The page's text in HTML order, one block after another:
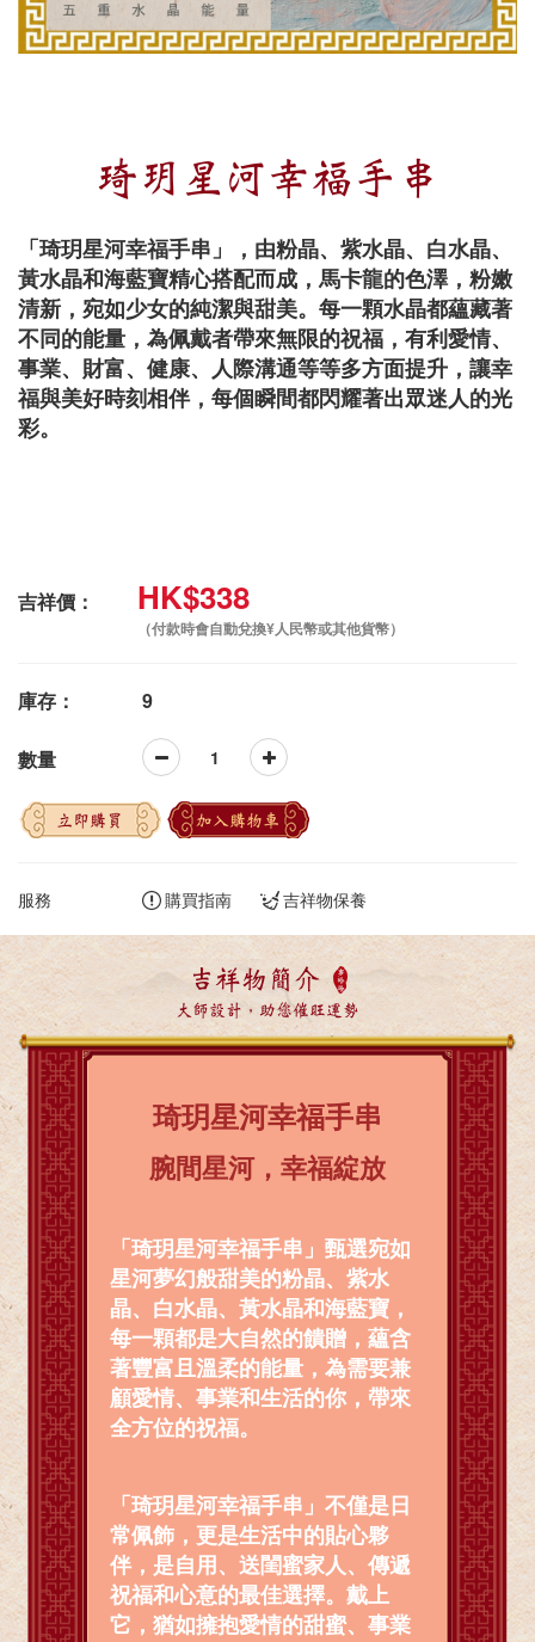
琦玥星河幸福手串
「琦玥星河幸福手串」，由粉晶、紫水晶、白水晶、
黃水晶和海藍寶精心搭配而成，馬卡龍的色澤，粉嫩
清新，宛如少女的純潔與甜美。每一顆水晶都蘊藏著
不同的能量，為佩戴者帶來無限的祝福，有利愛情、
事業、財富、健康、人際溝通等等多方面提升，讓幸
福與美好時刻相伴，每個瞬間都閃耀著出眾迷人的光
彩。
吉祥價： HK$338
（付款時會自動兌換¥人民幣或其他貨幣）
庫存： 9
數量
立即購買 加入購物車
服務 購買指南 吉祥物保養
吉祥物簡介
大師設計，助您催旺運勢
琦玥星河幸福手串
腕間星河，幸福綻放
「琦玥星河幸福手串」甄選宛如
星河夢幻般甜美的粉晶、紫水
晶、白水晶、黃水晶和海藍寶，
每一顆都是大自然的饋贈，蘊含
著豐富且溫柔的能量，為需要兼
顧愛情、事業和生活的你，帶來
全方位的祝福。
「琦玥星河幸福手串」不僅是日
常佩飾，更是生活中的貼心夥
伴，是自用、送閨蜜家人、傳遞
祝福和心意的最佳選擇。戴上
它，猶如擁抱愛情的甜蜜、事業